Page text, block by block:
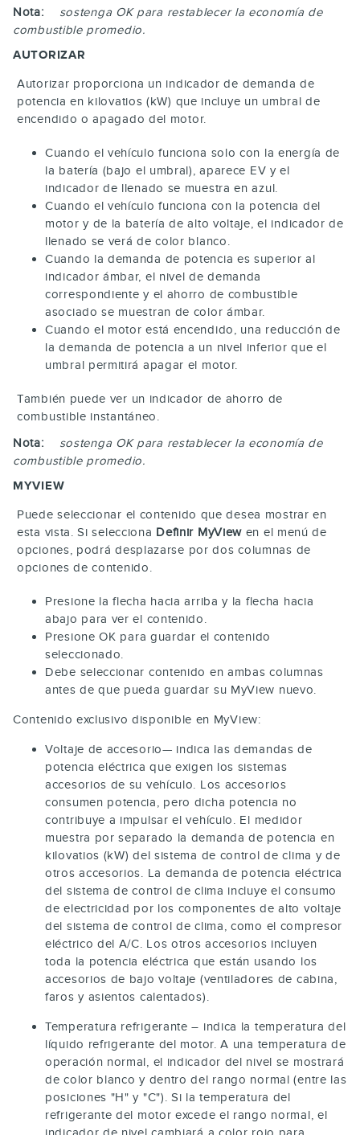
Nota: sostenga OKpara restablecer la economía de
combustible promedio.
AUTORIZAR
Autorizar proporciona un indicador de demanda de
potencia en kilovatios (kW) que incluye un umbral de
encendido o apagado del motor.
Cuando el vehículo funciona solo con la energía de
la batería (bajo el umbral), aparece EV y el
indicador de llenado se muestra en azul.
Cuando el vehículo funciona con la potencia del
motor y de la batería de alto voltaje, el indicador de
llenado se verá de color blanco.
Cuando la demanda de potencia es superior al
indicador ámbar, el nivel de demanda
correspondiente y el ahorro de combustible
asociado se muestran de color ámbar.
Cuando el motor está encendido, una reducción de
la demanda de potencia a un nivel inferior que el
umbral permitirá apagar el motor.
También puede ver un indicador de ahorro de
combustible instantáneo.
Nota:
sostenga OKpara restablecer la economía de
combustible promedio.
MYVIEW
Puede seleccionar el contenido que desea mostrar en
esta vista. Si selecciona Definir MyView en el menú de
opciones, podrá desplazarse por dos columnas de
opciones de contenido.
Presione la flecha hacia arriba y la flecha hacia
abajo para ver el contenido.
PresioneOK para guardar el contenido
seleccionado.
Debe seleccionar contenido en ambas columnas
antes de que pueda guardar su MyView nuevo.
Contenido exclusivo disponible en MyView:
Voltaje de accesorio— indica las demandas de
potencia eléctrica que exigen los sistemas
accesorios de su vehículo. Los accesorios
consumen potencia, pero dicha potencia no
contribuye a impulsar el vehículo. El medidor
muestra por separado la demanda de potencia en
kilovatios (kW) del sistema de control de clima y de
otros accesorios. La demanda de potencia eléctrica
del sistema de control de clima incluye el consumo
de electricidad por los componentes de alto voltaje
del sistema de control de clima, como el compresor
eléctrico del A/C. Los otros accesorios incluyen
toda la potencia eléctrica que están usando los
accesorios de bajo voltaje (ventiladores de cabina,
faros y asientos calentados).
Temperatura refrigerante – indica la temperatura del
líquido refrigerante del motor. A una temperatura de
operación normal, el indicador del nivel se mostrará
de color blanco y dentro del rango normal (entre las
posiciones "H" y "C"). Si la temperatura del
refrigerante del motor excede el rango normal, el